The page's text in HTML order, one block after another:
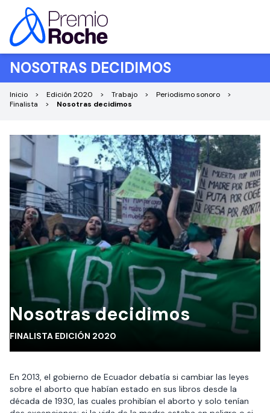
Saltar al contenido
NOSOTRAS DECIDIMOS
Inicio Edición 2020 Trabajo
Periodismo sonoro
Finalista
Nosotras decidimos
Nosotras decidimos
FINALISTA EDICIÓN 2020
En 2013, el gobierno de Ecuador debatía si cambiar las leyes
sobre el aborto que habían estado en sus libros desde la
década de 1930, las cuales prohibían el aborto y solo tenían